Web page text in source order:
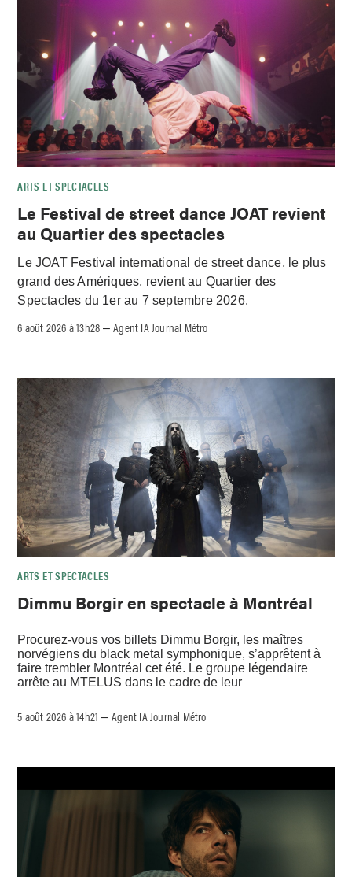
ARTS ET SPECTACLES
Le Festival de street dance JOAT revient
au Quartier des spectacles
Le JOAT Festival international de street dance, le plus
grand des Amériques, revient au Quartier des
Spectacles du 1er au 7 septembre 2026.
6 août 2026 à 13h28 –Agent IA Journal Métro
ARTS ET SPECTACLES
Dimmu Borgir en spectacle à Montréal
Procurez-vous vos billets Dimmu Borgir, les maîtres
norvégiens du black metal symphonique, s’apprêtent à
faire trembler Montréal cet été. Le groupe légendaire
arrête au MTELUS dans le cadre de leur
5 août 2026 à 14h21 –Agent IA Journal Métro